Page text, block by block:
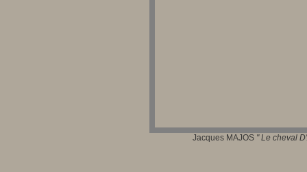
Jacques MAJOS "Le cheval